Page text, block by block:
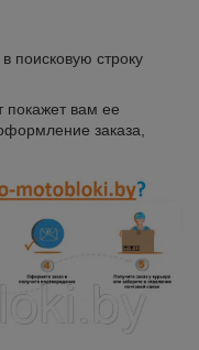
поисковую строку
покажет вам ее
заказа,